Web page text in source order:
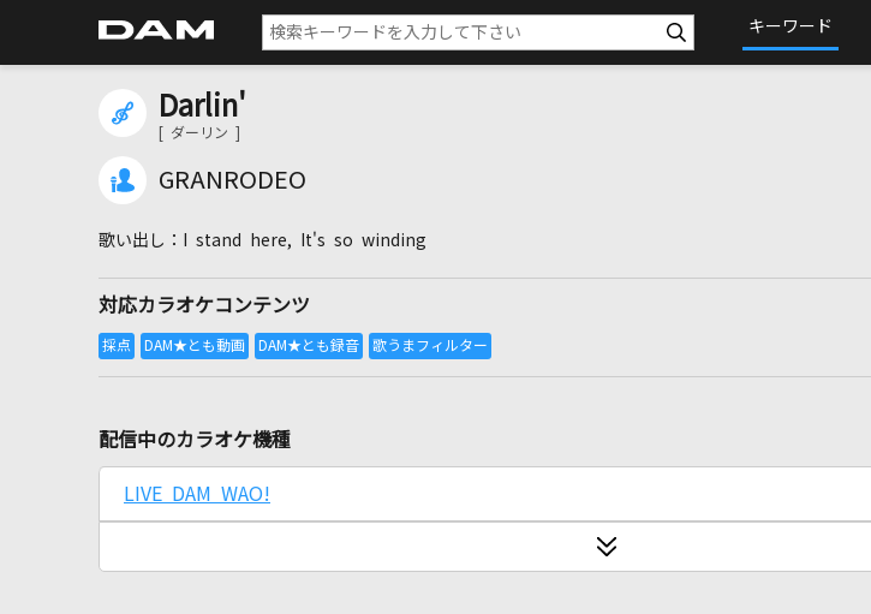
キーワード
Darlin'
[ ダーリン ]
GRANRODEO
I stand here, It's so winding
対応カラオケコンテンツ
配信中のカラオケ機種
LIVE DAM WAO!